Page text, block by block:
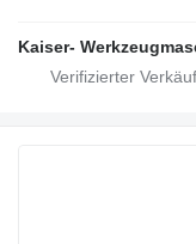
Kaiser-